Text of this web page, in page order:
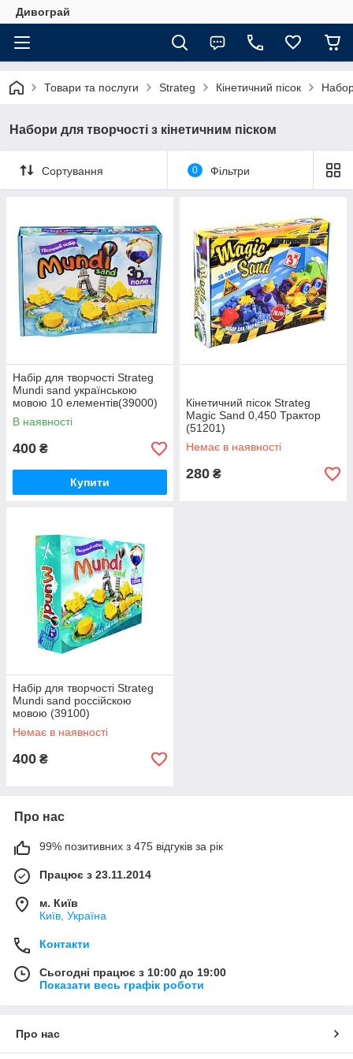
Дивограй
Товари та послуги Strateg Кінетичний пісок
Набори для творчості з кінетичним піском
Сортування 0 Фільтри
Набір для творчості Strateg
Mundi sand українською
мовою 10 елементів(39000)
В наявності
400 ₴
Купити
Кінетичний пісок Strateg
Magic Sand 0,450 Трактор
(51201)
Немає в наявності
280 ₴
Набір для творчості Strateg
Mundi sand россійскою
мовою (39100)
Немає в наявності
400 ₴
Про нас
99% позитивних з 475 відгуків за рік
Працює з 23.11.2014
м. Київ
Київ, Україна
Контакти
Сьогодні працює з 10:00 до 19:00
Показати весь графік роботи
Про нас